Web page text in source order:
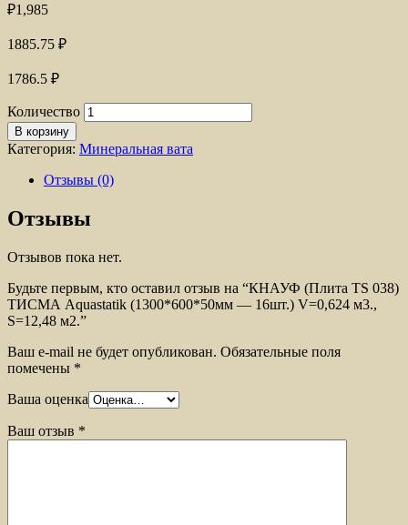
₽1,985
1885.75 ₽
1786.5 ₽
Количество
В корзину
Категория: Минеральная вата
Отзывы (0)
Отзывы
Отзывов пока нет.
Будьте первым, кто оставил отзыв на “КНАУФ (Плита TS 038)
ТИСМА Aquastatik (1300*600*50мм — 16шт.) V=0,624 м3.,
S=12,48 м2.”
Ваш e-mail не будет опубликован. Обязательные поля
помечены *
Ваша оценка
Ваш отзыв *